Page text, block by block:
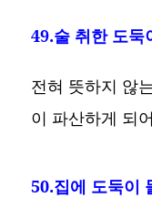
49.술 취한 도둑
전혀 뜻하지 않
이 파산하게 되
50.집에 도둑이